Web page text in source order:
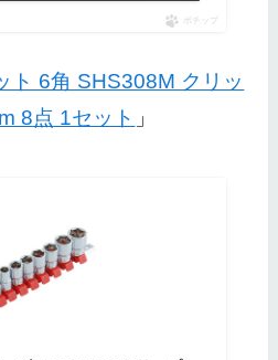
ポチップ
ト 6角 SHS308M クリッ
8点 1セット 」